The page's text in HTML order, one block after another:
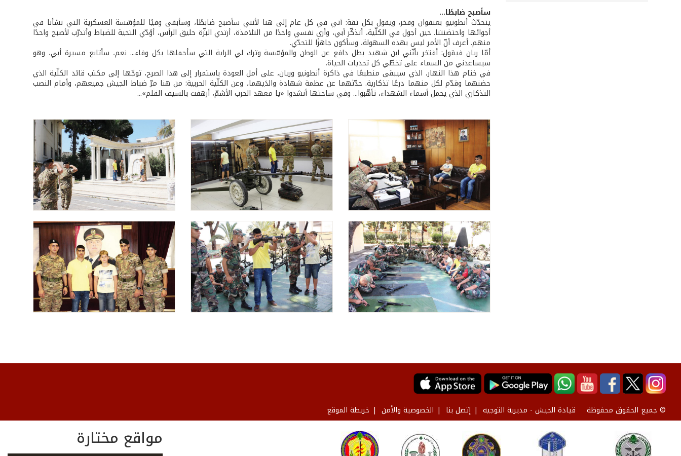
سأصبح ضابطًا...
يتحدّث أنطونيو بعنفوان وفخر، ويقول بكل ثقة: آتي في كل عام إلى هنا لأنني سأصبح ضابطًا، وسأبقى وفيًا للمؤسّسة العسكرية التي نشأنا في
أجوائها واحتضنتنا. حين أجول في الكلّية، أتذكّر أبي، وأرى نفسي واحدًا من التلامذة، أرتدي البزّة حليق الرأس، أؤدّي التحية للضباط وأتدرّب لأصبح واحدًا
منهم. أعرف أنّ الأمر ليس بهذه السهولة، وسأكون جاهزًا للتحدّي.
أمّا ريان فيقول: أفتخر بأنّني ابن شهيد بطل دافع عن الوطن والمؤسّسة وترك لي الراية التي سأحملها بكل وفاء... نعم، سأتابع مسيرة أبي، وهو
سيساعدني من السماء على تخطّي كل تحديات الحياة.
في ختام هذا النهار، الذي سيبقى منطبعًا في ذاكرة أنطونيو وريان، على أمل العودة باستمرار إلى هذا الصرح، توجّها إلى مكتب قائد الكلّية الذي
حضنهما وقدّم لكل منهما درعًا تذكارية. حدّثهما عن عظمة شهادة والدَيهما، وعن الكلّية الحربية: من هنا مرّ ضباط الجيش جميعهم، وأمام النصب
التذكاري الذي يحمل أسماء الشهداء، تأهّبوا... وفي ساحتها أنشدوا «يا معهد الحرب الأشمّ، أرهفت بالسيف القلم»...
© جميع الحقوق محفوظة قيادة الجيش - مديرية التوجيه إتصل بنا الخصوصية والأمن خريطة الموقع
مواقع مختارة